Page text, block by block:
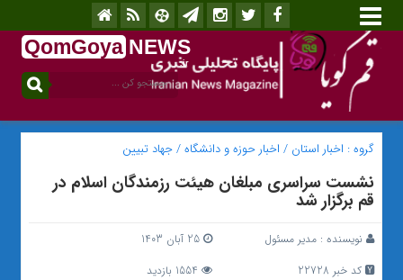
QomGoya NEWS
.ir
گروه : اخبار استان / اخبار حوزه و دانشگاه/جهاد تبیین
نشست سراسری مبلغان هیئت رزمندگان اسلام در
قم برگزار شد
نویسنده : مدیر مسئول
25 آبان 1403
کد خبر 22728